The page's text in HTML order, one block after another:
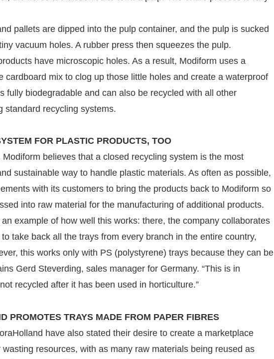
pallets are dipped into the pulp container, and the pulp is sucked
vacuum holes. A rubber press then squeezes the pulp.
have microscopic holes. As a result, Modiform uses a
cardboard mix to clog up those little holes and create a waterproof
fully biodegradable and can also be recycled with all other
standard recycling systems.
FOR PLASTIC PRODUCTS, TOO
believes that a closed recycling system is the most
sustainable way to handle plastic materials. As often as possible,
with its customers to bring the products back to Modiform so
into raw material for the manufacturing of additional products.
example of how well this works: there, the company collaborates
take back all the trays from every branch in the entire country,
this works only with PS (polystyrene) trays because they can be
Gerd Steverding, sales manager for Germany. “This is in
recycled after it has been used in horticulture.”
PROMOTES TRAYS MADE FROM PAPER FIBRES
have also stated their desire to create a marketplace
resources, with as many raw materials being reused as